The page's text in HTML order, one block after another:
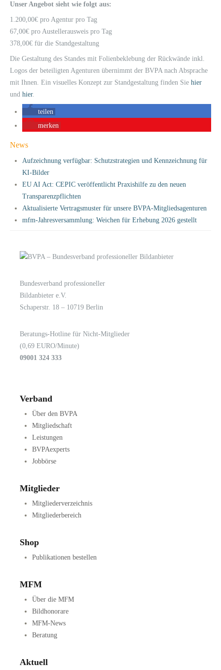
Unser Angebot sieht wie folgt aus:
1.200,00€ pro Agentur pro Tag
67,00€ pro Austellerausweis pro Tag
378,00€ für die Standgestaltung
Die Gestaltung des Standes mit Folienbeklebung der Rückwände inkl.
Logos der beteiligten Agenturen übernimmt der BVPA nach Absprache
mit Ihnen. Ein visuelles Konzept zur Standgestaltung finden Sie hier
und hier.
teilen
merken
News
Aufzeichnung verfügbar: Schutzstrategien und Kennzeichnung für
KI-Bilder
EU AI Act: CEPIC veröffentlicht Praxishilfe zu den neuen
Transparenzpflichten
Aktualisierte Vertragsmuster für unsere BVPA-Mitgliedsagenturen
mfm-Jahresversammlung: Weichen für Erhebung 2026 gestellt
Bundesverband professioneller
Bildanbieter e.V.
Schaperstr. 18 – 10719 Berlin
Beratungs-Hotline für Nicht-Mitglieder
(0,69 EURO/Minute)
09001 324 333
Verband
Über den BVPA
Mitgliedschaft
Leistungen
BVPAexperts
Jobbörse
Mitglieder
Mitgliederverzeichnis
Mitgliederbereich
Shop
Publikationen bestellen
MFM
Über die MFM
Bildhonorare
MFM-News
Beratung
Aktuell